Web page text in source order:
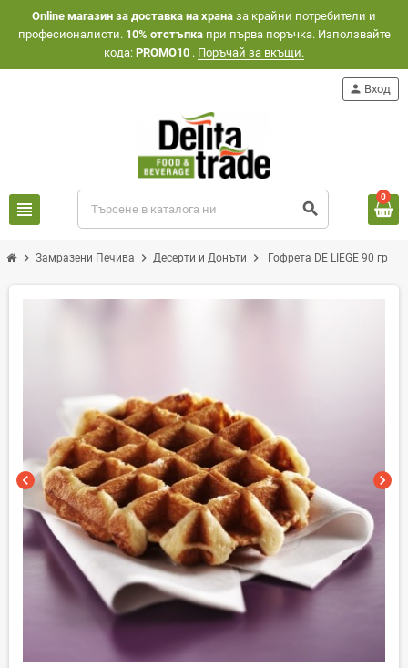
Оnline магазин за доставка на храна за крайни потребители и
професионалисти. 10% отстъпкапри първа поръчка. Използвайте
кода: PROMO10 . Поръчай за вкъщи.
view_headline search
person Вход
0
chevron_right Замразени Печива chevron_right Десерти и Донъти chevron_right Гофрета DE LIEGE 90 гр
chevron_left chevron_right